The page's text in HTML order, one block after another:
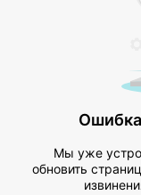
Мы уже
обновить